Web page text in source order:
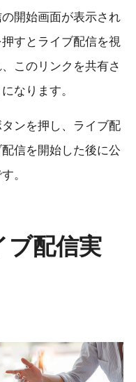
開始画面が表示され
すとライブ配信を視
このリンクを共有さ
なります。
ンを押し、ライブ配
信を開始した後に公
。
ブ配信実